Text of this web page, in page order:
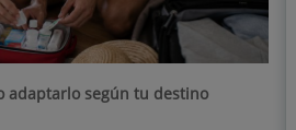
adaptarlo según tu destino